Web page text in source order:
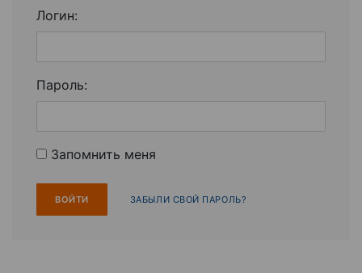
Логин:
Пароль:
Запомнить меня
ЗАБЫЛИ СВОЙ ПАРОЛЬ?